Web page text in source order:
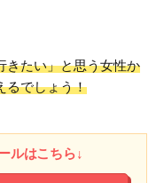
きたい」と思う女性か
るでしょう！
ルはこちら↓